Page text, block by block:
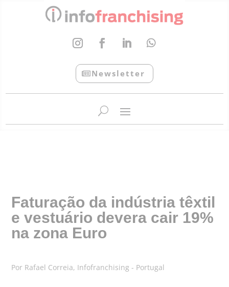
Newsletter
Faturação da indústria têxtil
e vestuário devera cair 19%
na zona Euro
Por Rafael Correia, Infofranchising - Portugal